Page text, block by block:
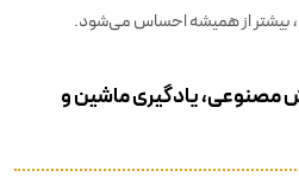
بیشتر از همیشه احساس می‌شود.
یادگیری ماشین و